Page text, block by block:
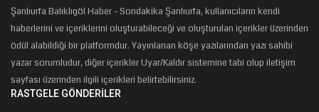
Şanlıurfa Balıklıgöl Haber - Sondakika Şanlıurfa, kullanıcıların kendi
haberlerini ve içeriklerini oluşturabileceği ve oluşturulan içerikler üzerinden
ödül alabildiği bir platformdur. Yayınlanan köşe yazılarından yazı sahibi
yazar sorumludur, diğer içerikler Uyar/Kaldır sistemine tabi olup iletişim
sayfası üzerinden ilgili içerikleri belirtebilirsiniz.
RASTGELE GÖNDERILER